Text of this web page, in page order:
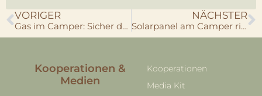
VORIGER
Gas im Camper: Sicher durch die Saison – Alles, was du wissen musst
NÄCHSTER
Solarpanel am Camper richtig reinigen – Schritt-für-Schritt Anleitung ✅
Kooperationen &
Medien
Kooperationen
Media Kit